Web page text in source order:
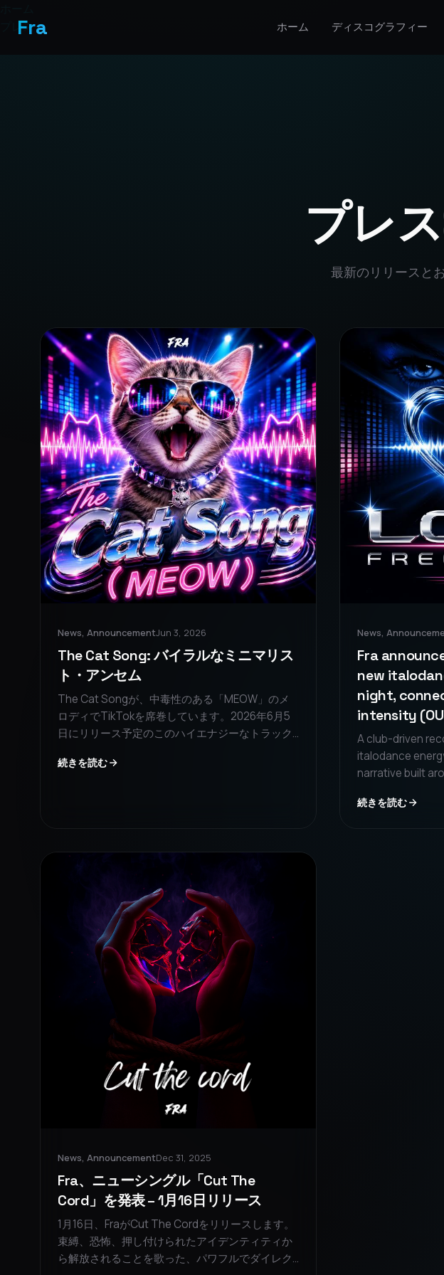
Fra ホーム ディスコグラフィー
プレス
プレ
最新のリリースと
News, AnnouncementJun 3, 2026
The Cat Song: バイラルなミニマリス
ト・アンセム
The Cat Songが、中毒性のある「MEOW」のメ
ロディでTikTokを席巻しています。2026年6月5
日にリリース予定のこのハイエナジーなトラック
ーを融合させています。大胆でバイラルなサウン
続きを読む
News,
Fra
new
night,
intensity
A club-driven
italodance
narrative built
続きを読む
News, AnnouncementDec 31, 2025
Fra、ニューシングル「Cut The
Cord」を発表 – 1月16日リリース
1月16日、FraがCut The Cordをリリースします。
束縛、恐怖、押し付けられたアイデンティティか
ら解放されることを歌った、パワフルでダイレク